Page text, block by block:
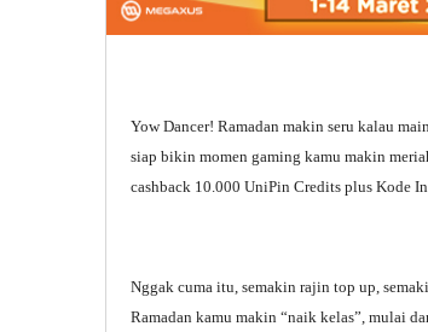
Yow Dancer! Ramadan makin seru kalau
siap bikin momen gaming kamu makin
cashback 10.000 UniPin Credits plus Kode
Nggak cuma itu, semakin rajin top up,
Ramadan kamu makin “naik kelas”, mulai